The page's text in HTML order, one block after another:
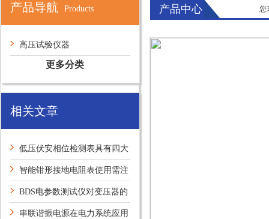
产品导航 Products
高压试验仪器
更多分类
相关文章
低压伏安相位检测表具有四大
特点智能钳形接地电阻表使用需注
意是否单点接地
BDS电参数测试仪对变压器的
测试种类
串联谐振电源在电力系统应用
产品中心 您